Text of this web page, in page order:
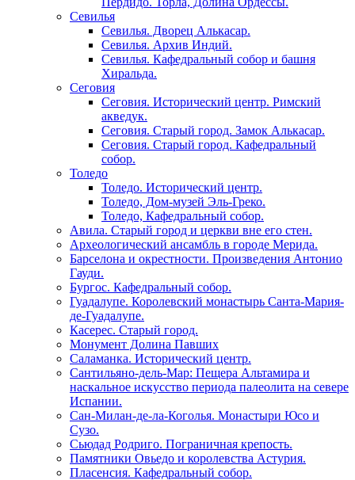
Севилья
Севилья. Дворец Алькасар.
Севилья. Архив Индий.
Севилья. Кафедральный собор и башня
Хиральда.
Сеговия
Сеговия. Исторический центр. Римский
акведук.
Сеговия. Старый город. Замок Алькасар.
Сеговия. Старый город. Кафедральный
собор.
Толедо
Толедо. Исторический центр.
Толедо, Дом-музей Эль-Греко.
Толедо, Кафедральный собор.
Авила. Старый город и церкви вне его стен.
Археологический ансамбль в городе Мерида.
Барселона и окрестности. Произведения Антонио
Гауди.
Бургос. Кафедральный собор.
Гуадалупе. Королевский монастырь Санта-Мария-
де-Гуадалупе.
Касерес. Старый город.
Монумент Долина Павших
Саламанка. Исторический центр.
Сантильяно-дель-Мар: Пещера Альтамира и
наскальное искусство периода палеолита на севере
Испании.
Сан-Милан-де-ла-Коголья. Монастыри Юсо и
Сузо.
Сьюдад Родриго. Пограничная крепость.
Памятники Овьедо и королевства Астурия.
Пласенсия. Кафедральный собор.